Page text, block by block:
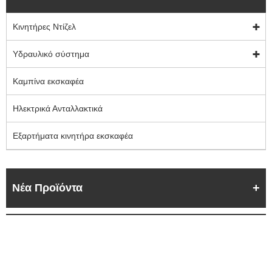
Κινητήρες Ντίζελ
Υδραυλικό σύστημα
Καμπίνα εκσκαφέα
Ηλεκτρικά Ανταλλακτικά
Εξαρτήματα κινητήρα εκσκαφέα
Νέα Προϊόντα